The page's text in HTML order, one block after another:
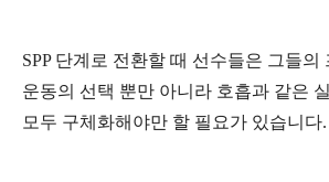
SPP 단계로 전환할 때 선수들은 그들의
운동의 선택 뿐만 아니라 호흡과 같은
모두 구체화해야만 할 필요가 있습니다.